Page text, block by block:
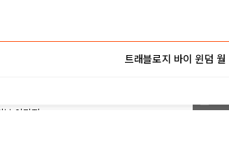
트래블로지 바이 윈덤 월